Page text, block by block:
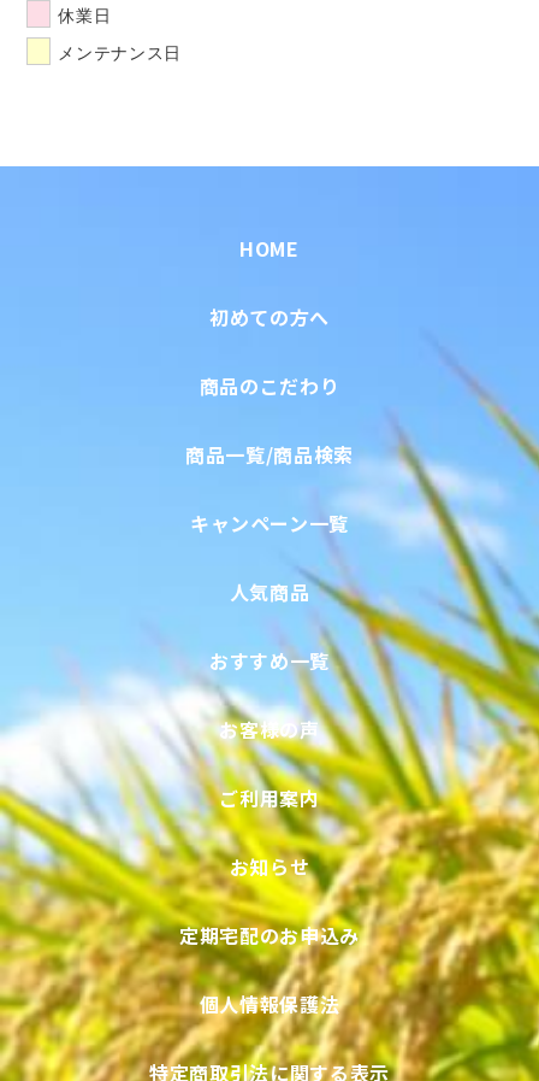
休業日
メンテナンス日
HOME
初めての方へ
商品のこだわり
商品一覧/商品検索
キャンペーン一覧
人気商品
おすすめ一覧
お客様の声
ご利用案内
お知らせ
定期宅配のお申込み
個人情報保護法
特定商取引法に関する表示